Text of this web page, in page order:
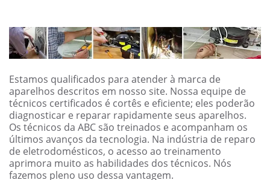
Estamos qualificados para atender à marca de
aparelhos descritos em nosso site. Nossa equipe de
técnicos certificados é cortês e eficiente; eles poderão
diagnosticar e reparar rapidamente seus aparelhos.
Os técnicos da ABC são treinados e acompanham os
últimos avanços da tecnologia. Na indústria de reparo
de eletrodomésticos, o acesso ao treinamento
aprimora muito as habilidades dos técnicos. Nós
fazemos pleno uso dessa vantagem.